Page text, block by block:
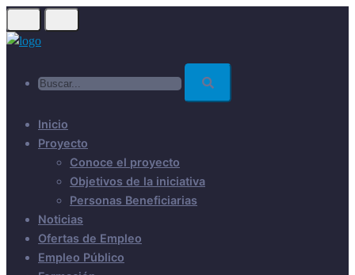
Skip
to
Inicio
Proyecto
Conoce el proyecto
Objetivos de la iniciativa
Personas Beneficiarias
Noticias
Ofertas de Empleo
Empleo Público